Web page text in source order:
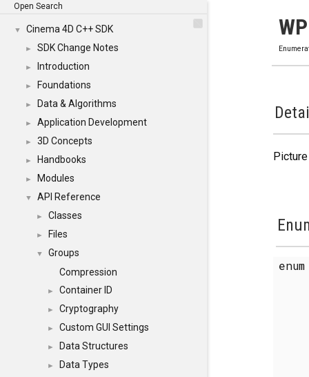
Open Search
▼ Cinema 4D C++ SDK
► SDK Change Notes
► Introduction
► Foundations
► Data & Algorithms
► Application Development
► 3D Concepts
► Handbooks
► Modules
▼ API Reference
► Classes
► Files
▼
Groups
Compression
► Container ID
► Cryptography
► Custom GUI Settings
► Data Structures
► Data Types